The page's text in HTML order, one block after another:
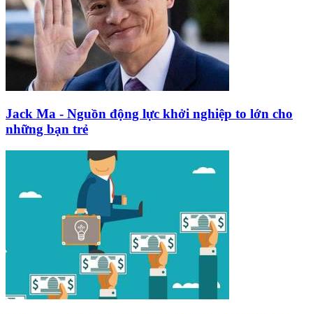
Jack Ma - Nguồn động lực khởi nghiệp to lớn cho
những bạn trẻ